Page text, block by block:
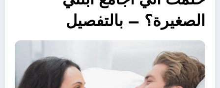
الصغيرة؟ – بالتفصيل